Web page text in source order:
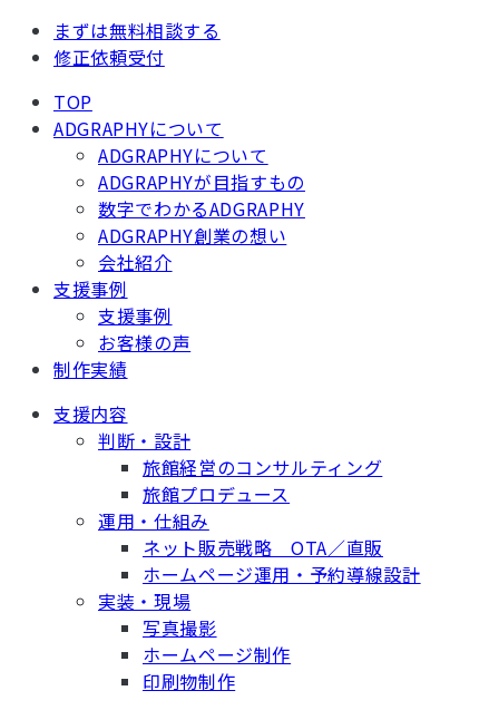
まずは無料相談する
修正依頼受付
TOP
ADGRAPHYについて
ADGRAPHYについて
ADGRAPHYが目指すもの
数字でわかるADGRAPHY
ADGRAPHY創業の想い
会社紹介
支援事例
支援事例
お客様の声
制作実績
支援内容
判断・設計
旅館経営のコンサルティング
旅館プロデュース
運用・仕組み
ネット販売戦略 OTA／直販
ホームページ運用・予約導線設計
実装・現場
写真撮影
ホームページ制作
印刷物制作